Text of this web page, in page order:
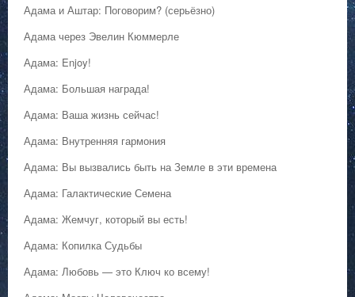
Адама и Аштар: Поговорим? (серьёзно)
Адама через Эвелин Кюммерле
Адама: Enjoy!
Адама: Большая награда!
Адама: Ваша жизнь сейчас!
Адама: Внутренняя гармония
Адама: Вы вызвались быть на Земле в эти времена
Адама: Галактические Семена
Адама: Жемчуг, который вы есть!
Адама: Копилка Судьбы
Адама: Любовь — это Ключ ко всему!